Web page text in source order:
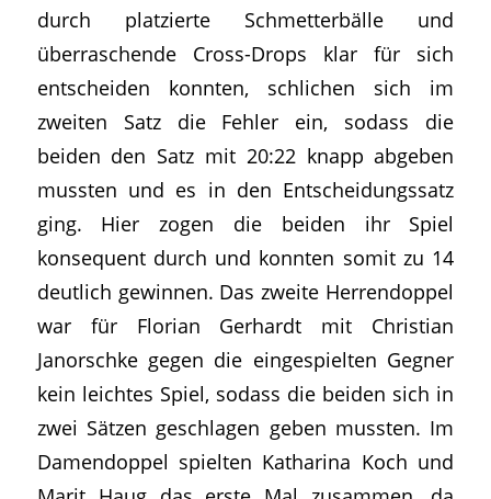
durch platzierte Schmetterbälle und
überraschende Cross-Drops klar für sich
entscheiden konnten, schlichen sich im
zweiten Satz die Fehler ein, sodass die
beiden den Satz mit 20:22 knapp abgeben
mussten und es in den Entscheidungssatz
ging. Hier zogen die beiden ihr Spiel
konsequent durch und konnten somit zu 14
deutlich gewinnen. Das zweite Herrendoppel
war für Florian Gerhardt mit Christian
Janorschke gegen die eingespielten Gegner
kein leichtes Spiel, sodass die beiden sich in
zwei Sätzen geschlagen geben mussten. Im
Damendoppel spielten Katharina Koch und